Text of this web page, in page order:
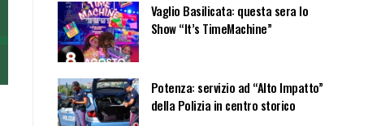
Vaglio Basilicata: questa sera lo
Show “It’s TimeMachine”
Potenza: servizio ad “Alto Impatto”
della Polizia in centro storico